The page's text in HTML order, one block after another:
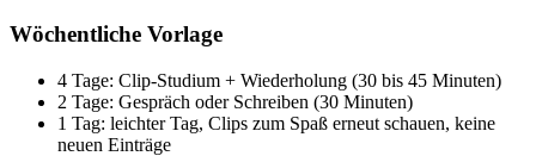
Wöchentliche Vorlage
4 Tage: Clip-Studium + Wiederholung (30 bis 45 Minuten)
2 Tage: Gespräch oder Schreiben (30 Minuten)
1 Tag: leichter Tag, Clips zum Spaß erneut schauen, keine
neuen Einträge